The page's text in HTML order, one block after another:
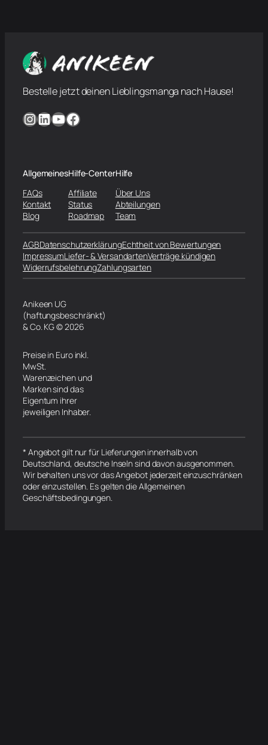
Bestelle jetzt deinen Lieblingsmanga nach Hause!
InstagramLinkedIn YouTube Facebook
Allgemeines
FAQs
Kontakt
Blog
Hilfe-Center
Affiliate
Status
Roadmap
Hilfe
Über Uns
Abteilungen
Team
AGBDatenschutzerklärungEchtheit von Bewertungen
ImpressumLiefer- & VersandartenVerträge kündigen
WiderrufsbelehrungZahlungsarten
Anikeen UG
(haftungsbeschränkt)
& Co. KG © 2026
Preise in Euro inkl.
MwSt.
Warenzeichen und
Marken sind das
Eigentum ihrer
jeweiligen Inhaber.
* Angebot gilt nur für Lieferungen innerhalb von
Deutschland, deutsche Inseln sind davon ausgenommen.
Wir behalten uns vor das Angebot jederzeit einzuschränken
oder einzustellen. Es gelten die Allgemeinen
Geschäftsbedingungen.